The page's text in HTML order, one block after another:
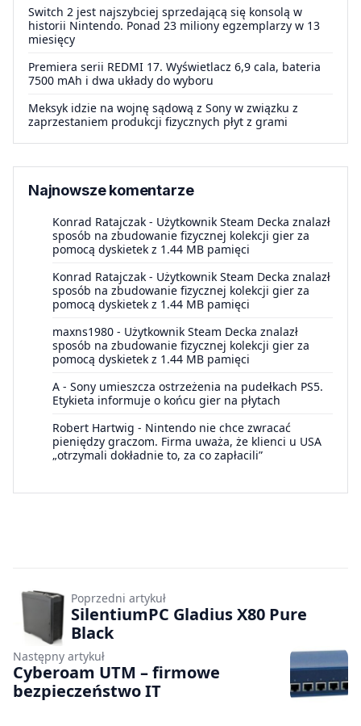
Switch 2 jest najszybciej sprzedającą się konsolą w
historii Nintendo. Ponad 23 miliony egzemplarzy w 13
miesięcy
Premiera serii REDMI 17. Wyświetlacz 6,9 cala, bateria
7500 mAh i dwa układy do wyboru
Meksyk idzie na wojnę sądową z Sony w związku z
zaprzestaniem produkcji fizycznych płyt z grami
Najnowsze komentarze
Konrad Ratajczak - Użytkownik Steam Decka znalazł
sposób na zbudowanie fizycznej kolekcji gier za
pomocą dyskietek z 1.44 MB pamięci
Konrad Ratajczak - Użytkownik Steam Decka znalazł
sposób na zbudowanie fizycznej kolekcji gier za
pomocą dyskietek z 1.44 MB pamięci
maxns1980 - Użytkownik Steam Decka znalazł
sposób na zbudowanie fizycznej kolekcji gier za
pomocą dyskietek z 1.44 MB pamięci
A - Sony umieszcza ostrzeżenia na pudełkach PS5.
Etykieta informuje o końcu gier na płytach
Robert Hartwig - Nintendo nie chce zwracać
pieniędzy graczom. Firma uważa, że klienci u USA
„otrzymali dokładnie to, za co zapłacili”
Poprzedni artykuł
SilentiumPC Gladius X80 Pure
Black
Następny artykuł
Cyberoam UTM – firmowe
bezpieczeństwo IT